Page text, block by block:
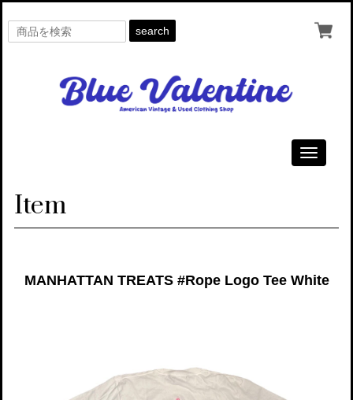
search
Toggle
Item
MANHATTAN TREATS #Rope Logo Tee White